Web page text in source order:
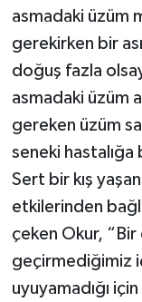
asmadaki üzüm
gerekirken bir
doğuş fazla
asmadaki üzüm
gereken üzüm
seneki
Sert bir kış
etkilerinden
çeken Okur, “Bir
geçirmediğimiz
uyuyamadığı